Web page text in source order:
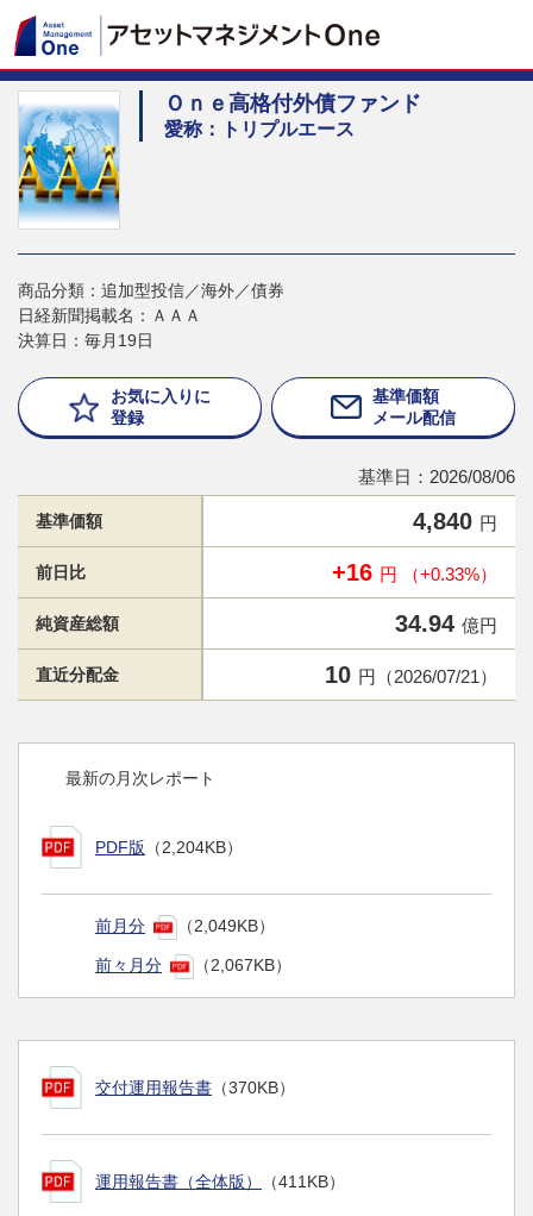
Ｏｎｅ高格付外債ファンド
愛称：トリプルエース
商品分類：追加型投信／海外／債券
日経新聞掲載名：ＡＡＡ
決算日：毎月19日
お気に入りに
登録
基準価額
メール配信
基準日：2026/08/06
基準価額 4,840 円
前日比 +16 円 （+0.33%）
純資産総額 34.94 億円
直近分配金 10 円（2026/07/21）
最新の月次レポート
PDF版 （2,204KB）
前月分 （2,049KB）
前々月分 （2,067KB）
交付運用報告書 （370KB）
運用報告書（全体版） （411KB）